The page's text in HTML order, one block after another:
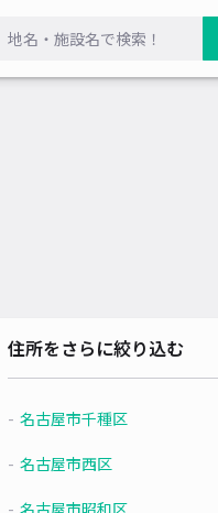
住所をさらに絞り込む
名古屋市千種区
名古屋市西区
名古屋市昭和区